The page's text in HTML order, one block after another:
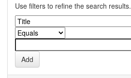
Use filters to refine the search results.